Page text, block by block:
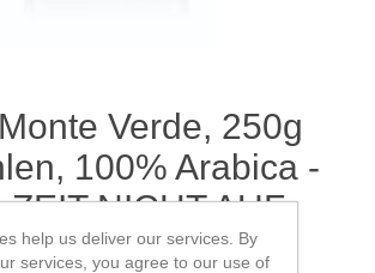
Verde, 250g
100% Arabica -
ZEIT NICHT AUF
LAGER-
help us deliver our services. By
services, you agree to our use of